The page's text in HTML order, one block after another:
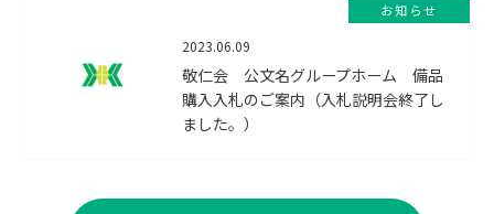
お知らせ
2023.06.09
敬仁会 公文名グループホーム 備品
購入入札のご案内（入札説明会終了し
ました。）